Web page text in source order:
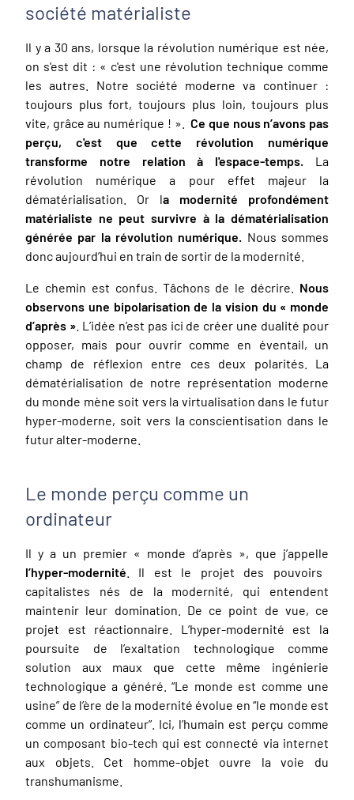
société matérialiste
Il y a 30 ans, lorsque la révolution numérique est née,
on s'est dit : « c'est une révolution technique comme
les autres. Notre société moderne va continuer :
toujours plus fort, toujours plus loin, toujours plus
vite, grâce au numérique ! ».Ce que nous n’avons pas
perçu, c'est que cette révolution numérique
transforme notre relation à l'espace-temps. La
révolution numérique a pour effet majeur la
dématérialisation. Or la modernité profondément
matérialiste ne peut survivre à la dématérialisation
générée par la révolution numérique. Nous sommes
donc aujourd’hui en train de sortir de la modernité.
Le chemin est confus. Tâchons de le décrire. Nous
observons une bipolarisation de la vision du « monde
d’après ». L’idée n’est pas ici de créer une dualité pour
opposer, mais pour ouvrir comme en éventail, un
champ de réflexion entre ces deux polarités. La
dématérialisation de notre représentation moderne
du monde mène soit vers la virtualisation dans le futur
hyper-moderne, soit vers la conscientisation dans le
futur alter-moderne.
Le monde perçu comme un
ordinateur
Il y a un premier « monde d’après », que j’appelle
l’hyper-modernité . Il est le projet des pouvoirs
capitalistes nés de la modernité, qui entendent
maintenir leur domination. De ce point de vue, ce
projet est réactionnaire. L’hyper-modernité est la
poursuite de l’exaltation technologique comme
solution aux maux que cette même ingénierie
technologique a généré. “Le monde est comme une
usine” de l’ère de la modernité évolue en “le monde est
comme un ordinateur”. Ici, l’humain est perçu comme
un composant bio-tech qui est connecté via internet
aux objets. Cet homme-objet ouvre la voie du
transhumanisme.